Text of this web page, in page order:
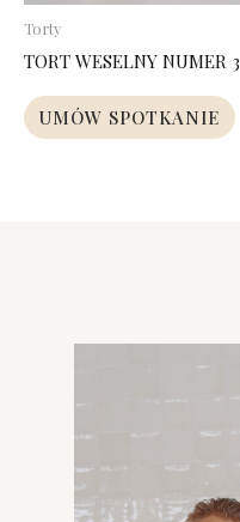
Torty
TORT WESELNY NUMER 3
UMÓW SPOTKANIE